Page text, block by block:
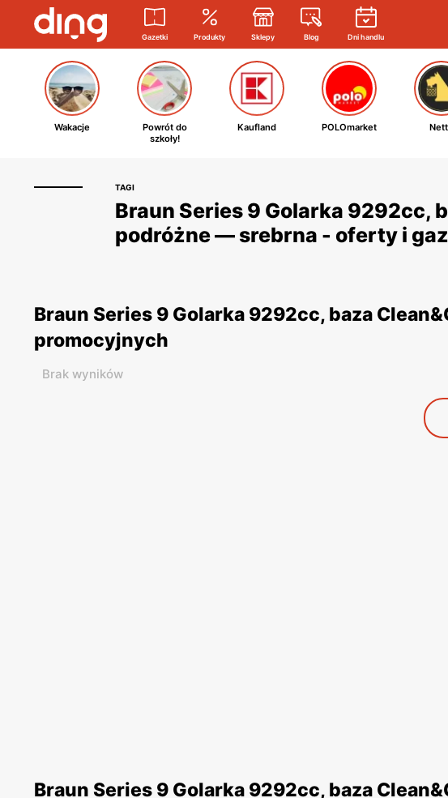
Gazetki Produkty Sklepy Blog Dni handlu
Wakacje
Powrót do
szkoły!
Kaufland POLOmarket
TAGI
Braun Series 9 Golarka 9292cc,
podróżne — srebrna - oferty i
Braun Series 9 Golarka 9292cc, baza
promocyjnych
Brak wyników
Braun Series 9 Golarka 9292cc, baza